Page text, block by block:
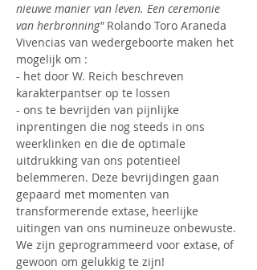
nieuwe manier van leven. Een ceremonie
van herbronning" Rolando Toro Araneda
Vivencias van wedergeboorte maken het
mogelijk om :
- het door W. Reich beschreven
karakterpantser op te lossen
- ons te bevrijden van pijnlijke
inprentingen die nog steeds in ons
weerklinken en die de optimale
uitdrukking van ons potentieel
belemmeren. Deze bevrijdingen gaan
gepaard met momenten van
transformerende extase, heerlijke
uitingen van ons numineuze onbewuste.
We zijn geprogrammeerd voor extase, of
gewoon om gelukkig te zijn!